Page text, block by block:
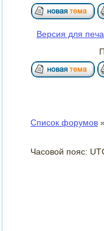
Версия для
Список форумов
Часовой пояс: